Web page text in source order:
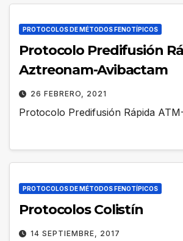
PROTOCOLOS DE MÉTODOS FENOTÍPICOS
Protocolo Predifusión
Aztreonam-Avibactam
26 FEBRERO, 2021
Protocolo Predifusión Rápida
PROTOCOLOS DE MÉTODOS FENOTÍPICOS
Protocolos Colistín
14 SEPTIEMBRE, 2017